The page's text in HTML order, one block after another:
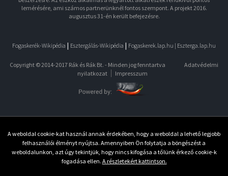
lemérésére, ami számos partnerünknél fontos szempont. A projekt 2016.
augusztus 31-én került befejezésre.
Fogaskerék-Wikipédia | Esztergálás-Wikipédia | Fogaskerek.lap.hu | Eszterga.lap.hu
Copyright © 2014-2017 Rák és Rák Bt. - Minden jog fenntartva
Adatvédelmi
nyilatkozat
Impresszum
A weboldal cookie-kat használ annak érdekében, hogy a weboldal a lehető legjobb
felhasználói élményt nyújtsa. Amennyiben Ön folytatja a böngészést a
weboldalunkon, azt úgy tekintjük, hogy nincs kifogása a tőlünk érkező cookie-k
fogadása ellen. A részletekért kattintson.